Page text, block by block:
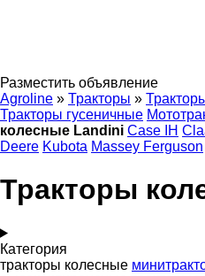
Разместить объявление
Agroline » Тракторы »
Тракторы гусеничные
колесные Landini Case IH
Deere Kubota Massey Ferguson
Тракторы
Категория
тракторы колесные